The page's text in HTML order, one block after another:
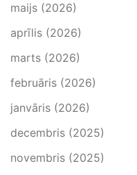
maijs (2026)
aprīlis (2026)
marts (2026)
februāris (2026)
janvāris (2026)
decembris (2025)
novembris (2025)